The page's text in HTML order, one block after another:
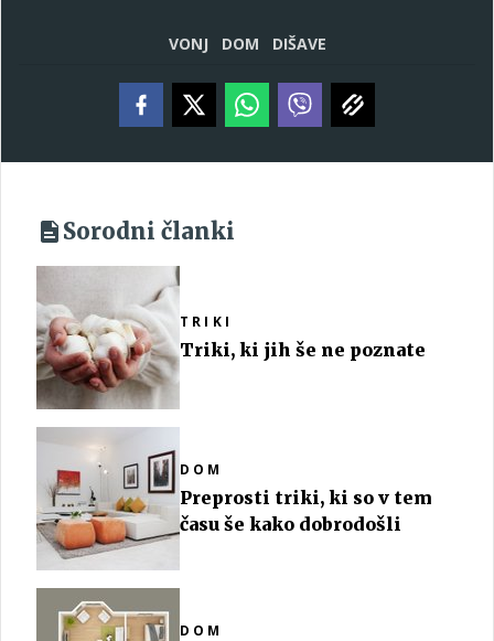
VONJ DOM DIŠAVE
Sorodni članki
TRIKI
Triki, ki jih še ne poznate
DOM
Preprosti triki, ki so v tem
času še kako dobrodošli
DOM